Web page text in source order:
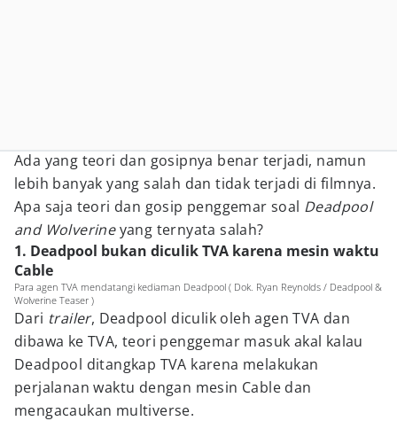
Ada yang teori dan gosipnya benar terjadi, namun
lebih banyak yang salah dan tidak terjadi di filmnya.
Apa saja teori dan gosip penggemar soal Deadpool
and Wolverineyang ternyata salah?
1. Deadpool bukan diculik TVA karena mesin waktu
Cable
Para agen TVA mendatangi kediaman Deadpool ( Dok. Ryan Reynolds / Deadpool &
Wolverine Teaser )
Dari trailer, Deadpool diculik oleh agen TVA dan
dibawa ke TVA, teori penggemar masuk akal kalau
Deadpool ditangkap TVA karena melakukan
perjalanan waktu dengan mesin Cable dan
mengacaukan multiverse.